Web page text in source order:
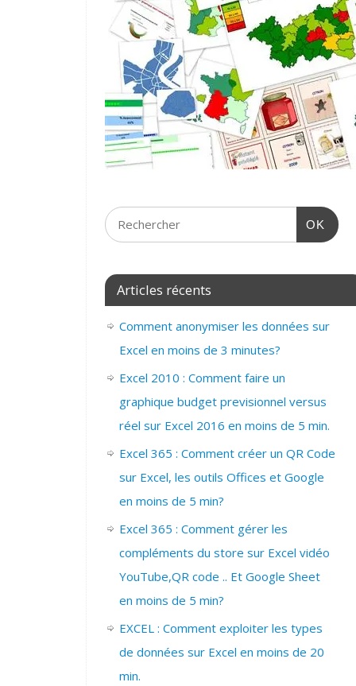
OK
Articles récents
Comment anonymiser les données sur
Excel en moins de 3 minutes?
Excel 2010 : Comment faire un
graphique budget previsionnel versus
réel sur Excel 2016 en moins de 5 min.
Excel 365 : Comment créer un QR Code
sur Excel, les outils Offices et Google
en moins de 5 min?
Excel 365 : Comment gérer les
compléments du store sur Excel vidéo
YouTube,QR code .. Et Google Sheet
en moins de 5 min?
EXCEL : Comment exploiter les types
de données sur Excel en moins de 20
min.